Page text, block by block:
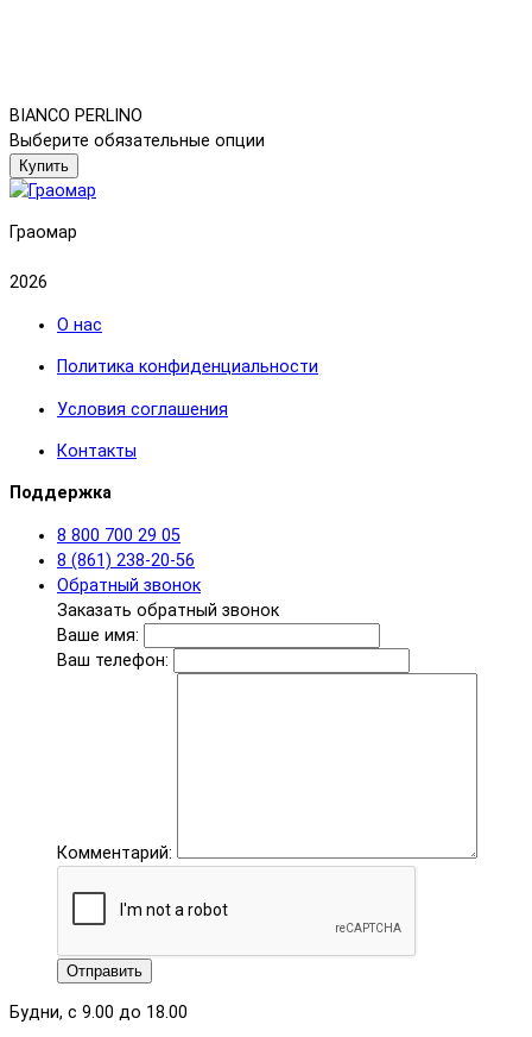
BIANCO PERLINO
Выберите обязательные опции
Купить
Граомар
2026
О нас
Политика конфиденциальности
Условия соглашения
Контакты
Поддержка
8 800 700 29 05
8 (861) 238-20-56
Обратный звонок
Заказать обратный звонок
Ваше имя:
Ваш телефон:
Комментарий:
Отправить
Будни, с 9.00 до 18.00